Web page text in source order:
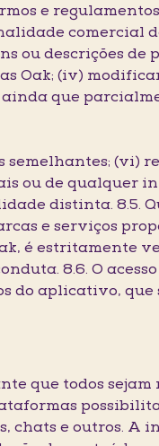
e
comercial
ou descrições de
Oak; (iv)
que
semelhantes; (vi)
ou de qualquer
distinta. 8.5.
e serviços
é estritamente
8.6. O
aplicativo, que
que todos sejam
chats e outros. A